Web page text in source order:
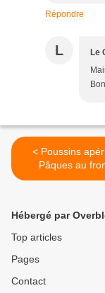
Répondre
L Le
< Poussins apéritifs de
Pâques au
Hébergé par
Top articles
Pages
Contact